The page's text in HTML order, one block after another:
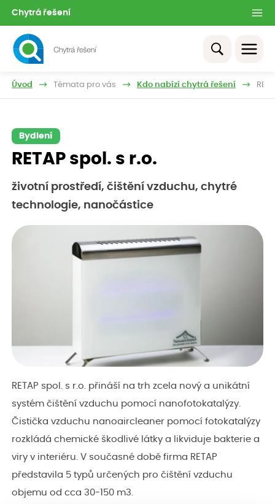
Chytrá řešení
Úvod Témata pro vás Kdo nabízí chytrá řešení
Bydlení
RETAP spol. s r.o.
životní prostředí, čištění vzduchu, chytré
technologie, nanočástice
RETAP spol. s r.o. přináší na trh zcela nový a unikátní
systém čištění vzduchu pomocí nanofotokatalýzy.
Čistička vzduchu nanoaircleaner pomocí fotokatalýzy
rozkládá chemické škodlivé látky a likviduje bakterie a
viry v interiéru. V současné době firma RETAP
představila 5 typů určených pro čištění vzduchu
objemu od cca 30-150 m3.